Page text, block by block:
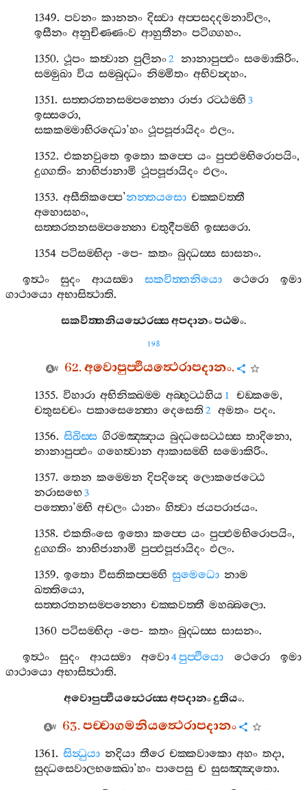
1349.පවනං කානනං දිස‍්වා අප‍්පසදදමනාවිලං,
ඉසීනං අනුචිණ‍්ණංව ආහුතීනං පටිග‍්ගහං.
1350.ථූපං කත්‍වාන පුලිනං2 නානාපුප‍්ඵං සමොකිරිං.
සම‍්මුඛා විය සම‍්බුද‍්ධං නිම‍්මිතං අභිවන්‍දහං.
1351.සත‍්තරතනසම‍්පන‍්නො රාජා රට‍්ඨම‍්හි 3
ඉස‍්සරො,
සකකම‍්මාභිරද‍්ධො’හං ථූපපූජායිදං ඵලං.
1352.එකනවුතෙ ඉතො කප‍්පෙ යං පුප‍්ඵම‍්භිරොපයිං,
දුග‍්ගතිං නාභිජානාමි ථූපපූජායිදං ඵලං.
1353.අසීතිකප‍්පෙ’නන‍්තයසො චක‍්කවත‍්තී
අහොසහං,
සත‍්තරතනසම‍්පන‍්නො චතුදීපම‍්හි ඉස‍්සරො.
1354පටිසම‍්භිදා -පෙ-කතං බුද‍්ධස‍්ස සාසනං.
ඉත්‍ථං
සුදං ආයස‍්මා සකවිත‍්තනියො ථෙරො
ඉමා
ගාථායො අභාසිත්‍ථාති.
සකවිත‍්තනියත්‍ථෙරස‍්සඅපදානංපඨමං.
198
62.අවොපුප‍්ඵියත්‍ථෙරාපදානං.
1355.විහාරා අභිනික‍්ඛම‍්ම අබ‍්භුට‍්ඨහිය 1 චඞ‍්කමෙ,
චතුසච‍්චං පකාසෙන‍්තො දෙසෙති 2 අමතං පදං.
1356.සිඛිස‍්ස ගිරමඤ‍්ඤාය බුද‍්ධසෙට‍්ඨස‍්ස තාදිනො,
නානාපුප‍්ඵං ගහෙත්‍වාන ආකාසම‍්හි සමොකිරිං.
1357.තෙන කම‍්මෙන දිපදින්‍දෙ ලොකජෙට‍්ඨෙ
නරාසභෙ3
පත‍්තො’ම‍්භි අචලං ඨානං හිත්‍වා ජයපරාජයං.
1358.එකතිංසෙ ඉතො කප‍්පෙ යං පුප‍්ඵමභිරොපයිං,
දුග‍්ගතිං නාභිජානාමි පුප‍්ඵපූජායිදං ඵලං.
1359.ඉතො වීසතිකප‍්පම‍්හි සුමෙධො නාම
ඛත‍්තියො,
සත‍්තරතනසම‍්පන‍්නො චක‍්කවත‍්තී මහබ‍්බලො.
1360පටිසම‍්භිදා -පෙ-කතං බුද‍්ධස‍්ස සාසනං.
ඉත්‍ථං
සුදං ආයස‍්මා අවො 4 පුප‍්ඵියො ථෙරො
ඉමා
ගාථායො අභාසිත්‍ථාති.
අවොපුප‍්ඵියත්‍ථෙරස‍්සඅපදානංදුතියං.
63.පච‍්චාගමනියත්‍ථෙරාපදානං
1361.සින්‍ධුයා නදියා තීරෙ චක‍්කවාකො අහං තදා,
සුද‍්ධසෙවාලභක‍්ඛො’හං පාපෙසු ච සුසඤ‍්ඤතො.